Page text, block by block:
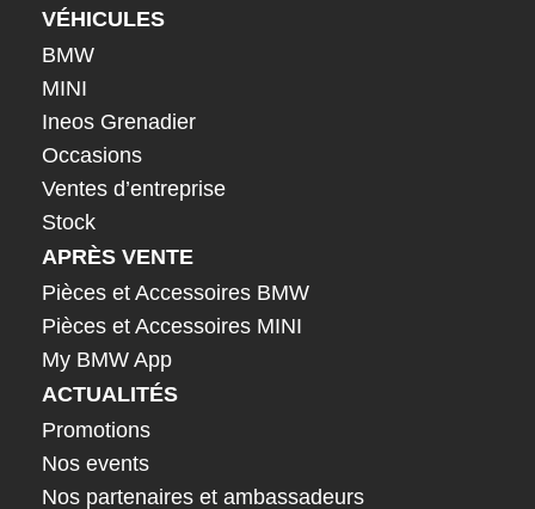
VÉHICULES
BMW
MINI
Ineos Grenadier
Occasions
Ventes d’entreprise
Stock
APRÈS VENTE
Pièces et Accessoires BMW
Pièces et Accessoires MINI
My BMW App
ACTUALITÉS
Promotions
Nos events
Nos partenaires et ambassadeurs